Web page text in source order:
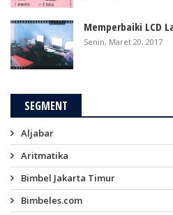
Memperbaiki LCD
Senin, Maret 20, 2017
SEGMENT
Aljabar
Aritmatika
Bimbel Jakarta Timur
Bimbeles.com